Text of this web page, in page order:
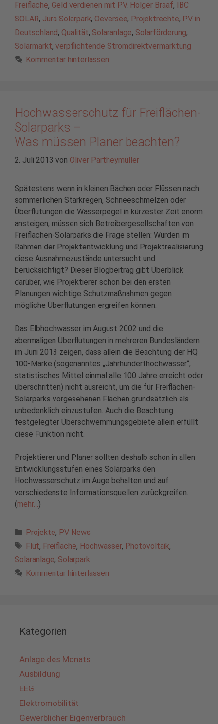
Freifläche, Geld verdienen mit PV, Holger Braaf,
IBC
SOLAR, Jura Solarpark, Oeversee, Projektrechte, PV in
Deutschland, Qualität, Solaranlage, Solarförderung,
Solarmarkt, verpflichtende Stromdirektvermarktung
Kommentar hinterlassen
Hochwasserschutz für Freiflächen-
Solarparks –
Was müssen Planer beachten?
2. Juli 2013 von Oliver Partheymüller
Spätestens wenn in kleinen Bächen oder Flüssen nach
sommerlichen Starkregen, Schneeschmelzen oder
Überflutungen die Wasserpegel in kürzester Zeit enorm
ansteigen, müssen sich Betreibergesellschaften von
Freiflächen-Solarparks die Frage stellen: Wurden im
Rahmen der Projektentwicklung und Projektrealisierung
diese Ausnahmezustände untersucht und
berücksichtigt? Dieser Blogbeitrag gibt Überblick
darüber, wie Projektierer schon bei den ersten
Planungen wichtige Schutzmaßnahmen gegen
mögliche Überflutungen ergreifen können.
Das Elbhochwasser im August 2002 und die
abermaligen Überflutungen in mehreren Bundesländern
im Juni 2013 zeigen, dass allein die Beachtung der HQ
100-Marke (sogenanntes „Jahrhunderthochwasser“,
statistisches Mittel einmal alle 100 Jahre erreicht oder
überschritten) nicht ausreicht, um die für Freiflächen-
Solarparks vorgesehenen Flächen grundsätzlich als
unbedenklich einzustufen. Auch die Beachtung
festgelegter Überschwemmungsgebiete allein erfüllt
diese Funktion nicht.
Projektierer und Planer sollten deshalb schon in allen
Entwicklungsstufen eines Solarparks den
Hochwasserschutz im Auge behalten und auf
verschiedenste Informationsquellen zurückgreifen.
(mehr…)
Kategorien
Projekte, PV News
Schlagwörter
Flut, Freifläche, Hochwasser, Photovoltaik,
Solaranlage, Solarpark
Kommentar hinterlassen
Kategorien
Anlage des Monats
Ausbildung
EEG
Elektromobilität
Gewerblicher Eigenverbrauch